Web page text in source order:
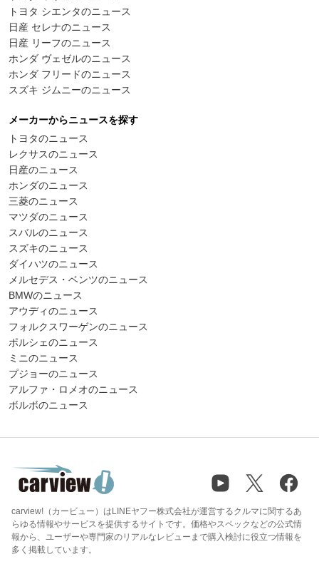
トヨタ シエンタのニュース
日産 セレナのニュース
日産 リーフのニュース
ホンダ ヴェゼルのニュース
ホンダ フリードのニュース
スズキ ジムニーのニュース
メーカーからニュースを探す
トヨタのニュース
レクサスのニュース
日産のニュース
ホンダのニュース
三菱のニュース
マツダのニュース
スバルのニュース
スズキのニュース
ダイハツのニュース
メルセデス・ベンツのニュース
BMWのニュース
アウディのニュース
フォルクスワーゲンのニュース
ポルシェのニュース
ミニのニュース
プジョーのニュース
アルファ・ロメオのニュース
ボルボのニュース
carview!（カービュー）はLINEヤフー株式会社が運営するクルマに関するあ
らゆる情報やサービスを提供するサイトです。価格やスペックなどの公式情
報から、ユーザーや専門家のリアルなレビューまで購入検討に役立つ情報を
多く掲載しています。